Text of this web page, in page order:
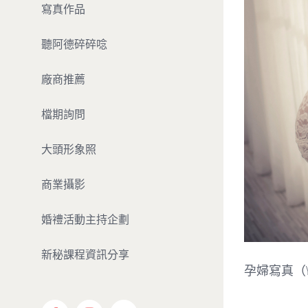
寫真作品
聽阿德碎碎唸
廠商推薦
檔期詢問
大頭形象照
商業攝影
婚禮活動主持企劃
新秘課程資訊分享
孕婦寫真（